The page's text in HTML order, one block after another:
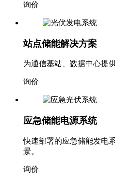
询价
站点储能解决方案
为通信基站、数据中心提
询价
应急储能电源系统
快速部署的应急储能发电
景。
询价